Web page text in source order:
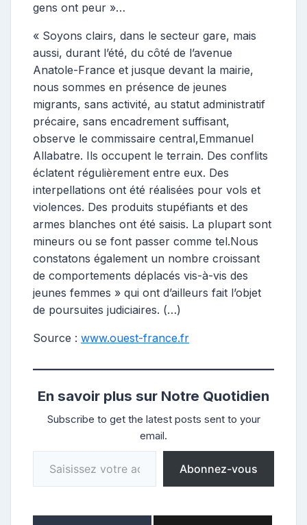
gens ont peur »…
« Soyons clairs, dans le secteur gare, mais
aussi, durant l’été, du côté de l’avenue
Anatole-France et jusque devant la mairie,
nous sommes en présence de jeunes
migrants, sans activité, au statut administratif
précaire, sans encadrement suffisant,
observe le commissaire central,Emmanuel
Allabatre. Ils occupent le terrain. Des conflits
éclatent régulièrement entre eux. Des
interpellations ont été réalisées pour vols et
violences. Des produits stupéfiants et des
armes blanches ont été saisis. La plupart sont
mineurs ou se font passer comme tel.Nous
constatons également un nombre croissant
de comportements déplacés vis-à-vis des
jeunes femmes » qui ont d’ailleurs fait l’objet
de poursuites judiciaires. (…)
Source : www.ouest-france.fr
En savoir plus sur Notre Quotidien
Subscribe to get the latest posts sent to your
email.
Saisissez votre adresse e-mail…
Abonnez-vous